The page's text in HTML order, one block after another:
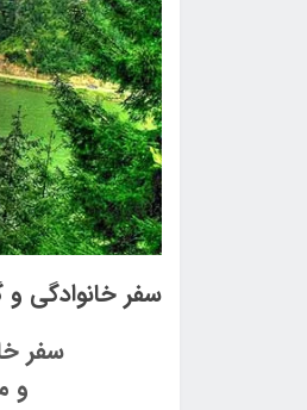
سفر خانوادگی و
سفر
و